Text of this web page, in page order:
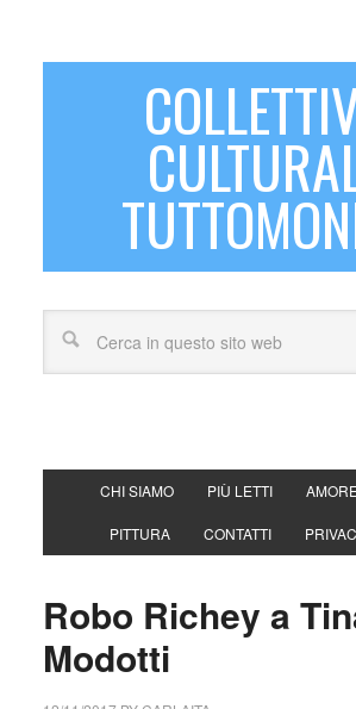
CHI SIAMO PIÙ LETTI
PITTURA CONTATTI
Robo Richey a
Modotti